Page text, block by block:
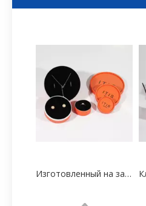
Изготовленный на заказ высококачественный бумажный мультяшный поставщик трубных коробок